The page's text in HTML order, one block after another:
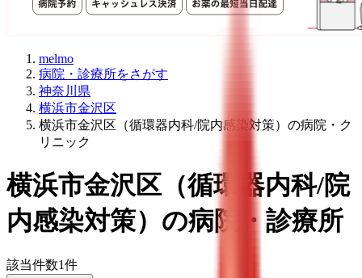
melmo
病院・診療所をさがす
神奈川県
横浜市金沢区
横浜市金沢区（循環器内科/院内感染対策）の病院・ク
リニック
横浜市金沢区 （循環器内科/院
内感染対策） の病院・診療所
該当件数1件